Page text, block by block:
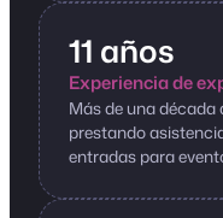
11 años
Experiencia de
Más de una
prestando
entradas para